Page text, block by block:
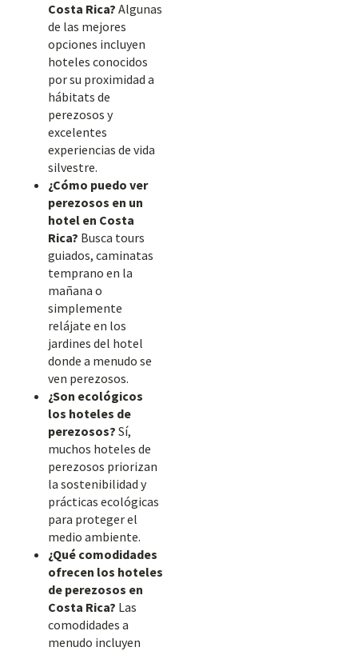
Costa Rica? Algunas
de las mejores
opciones incluyen
hoteles conocidos
por su proximidad a
hábitats de
perezosos y
excelentes
experiencias de vida
silvestre.
¿Cómo puedo ver
perezosos en un
hotel en Costa
Rica? Busca tours
guiados, caminatas
temprano en la
mañana o
simplemente
relájate en los
jardines del hotel
donde a menudo se
ven perezosos.
¿Son ecológicos
los hoteles de
perezosos? Sí,
muchos hoteles de
perezosos priorizan
la sostenibilidad y
prácticas ecológicas
para proteger el
medio ambiente.
¿Qué comodidades
ofrecen los hoteles
de perezosos en
Costa Rica? Las
comodidades a
menudo incluyen